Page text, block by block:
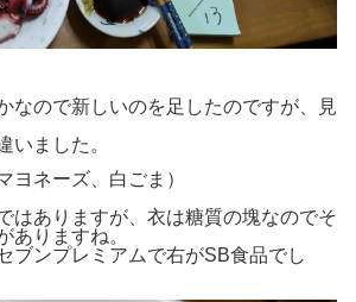
なので新しいのを足したのですが、見
いました。
ヨネーズ、白ごま）
はありますが、衣は糖質の塊なのでそ
ありますね。
ブンプレミアムで右がSB食品でし